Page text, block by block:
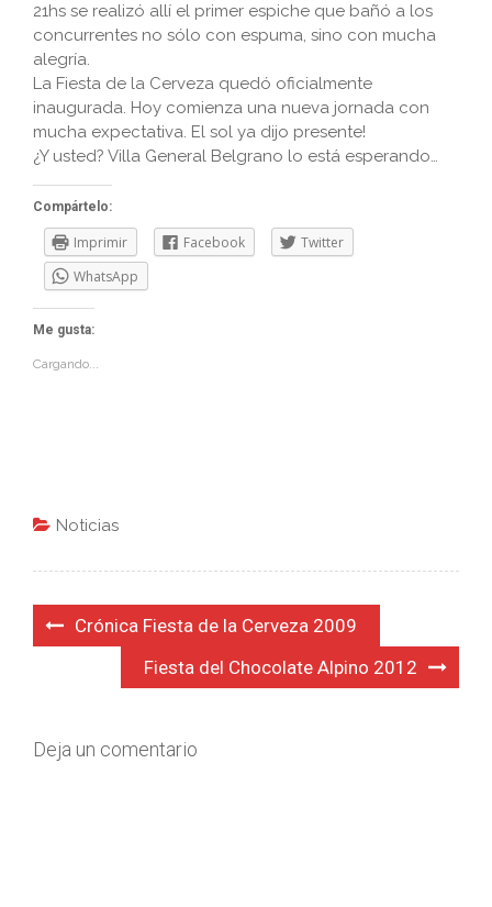
21hs se realizó allí el primer espiche que bañó a los
concurrentes no sólo con espuma, sino con mucha
alegría.
La Fiesta de la Cerveza quedó oficialmente
inaugurada. Hoy comienza una nueva jornada con
mucha expectativa. El sol ya dijo presente!
¿Y usted? Villa General Belgrano lo está esperando…
Compártelo:
Imprimir Facebook
Twitter
WhatsApp
Me gusta:
Cargando...
Noticias
Navegación
de
Crónica Fiesta de la Cerveza 2009
Fiesta del Chocolate Alpino 2012
Deja un comentario